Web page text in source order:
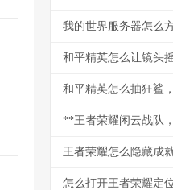
我的世界服务器怎么
**王者荣耀闲云战队
王者荣耀怎么隐藏成
怎么打开王者荣耀定